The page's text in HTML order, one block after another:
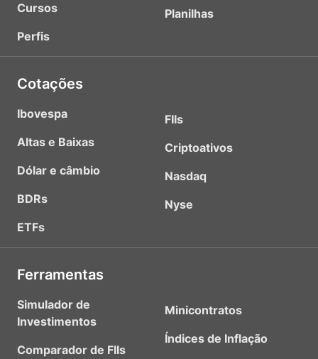
Cursos
Perfis
Planilhas
Cotações
Ibovespa
Altas e Baixas
Dólar e câmbio
BDRs
ETFs
FIIs
Criptoativos
Nasdaq
Nyse
Ferramentas
Simulador de
Investimentos
Comparador de FIIs
Minicontratos
Índices de Inflação